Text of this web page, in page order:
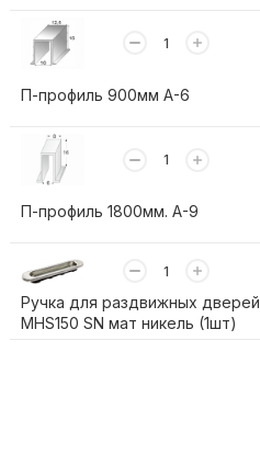
П-профиль 900мм А-6
П-профиль 1800мм. А-9
Ручка для раздвижных дверей
MHS150 SN мат никель (1шт)